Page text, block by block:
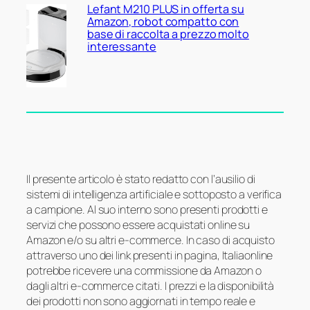
Lefant M210 PLUS in offerta su
Amazon, robot compatto con
base di raccolta a prezzo molto
interessante
Il presente articolo è stato redatto con l’ausilio di
sistemi di intelligenza artificiale e sottoposto a verifica
a campione. Al suo interno sono presenti prodotti e
servizi che possono essere acquistati online su
Amazon e/o su altri e-commerce. In caso di acquisto
attraverso uno dei link presenti in pagina, Italiaonline
potrebbe ricevere una commissione da Amazon o
dagli altri e-commerce citati. I prezzi e la disponibilità
dei prodotti non sono aggiornati in tempo reale e